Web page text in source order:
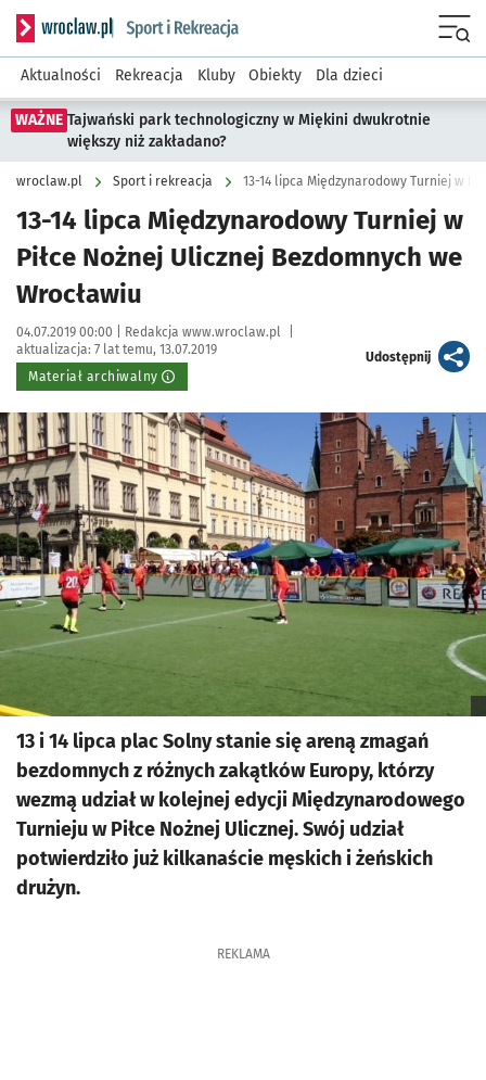
Serwis informacyjny wroclaw.pl podserwis: Sport i rekreacja
Aktualności Rekreacja Kluby Obiekty Dla dzieci
WAŻNE Tajwański park technologiczny w Miękini dwukrotnie
większy niż zakładano?
wroclaw.pl Sport i rekreacja
13-14 lipca Międzynarodowy Turniej w
Piłce Nożnej Ulicznej Bezdomnych we
Wrocławiu
Data publikacji:
04.07.2019 00:00 | Autor:
Redakcja www.wroclaw.pl
aktualizacja: 7 lat temu, 13.07.2019
Materiał archiwalny
Udostępnijartykuł
Kliknij, aby powiększyć
13 i 14 lipca plac Solny stanie się areną zmagań
bezdomnych z różnych zakątków Europy, którzy
wezmą udział w kolejnej edycji Międzynarodowego
Turnieju w Piłce Nożnej Ulicznej. Swój udział
potwierdziło już kilkanaście męskich i żeńskich
drużyn.
REKLAMA